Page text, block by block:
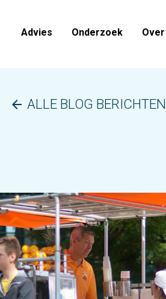
Advies Onderzoek
arrow_back ALLE BLOG BERICHTEN